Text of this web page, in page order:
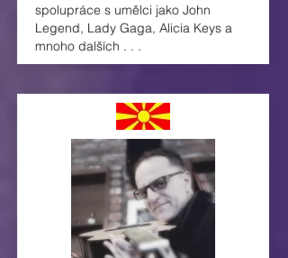
spolupráce s umělci jako John
Legend, Lady Gaga, Alicia Keys a
mnoho dalších . . .